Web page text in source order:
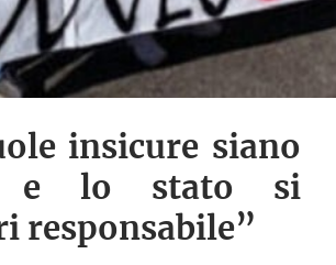
insicure siano
e lo stato si
responsabile”